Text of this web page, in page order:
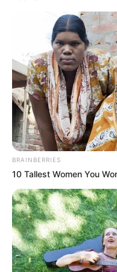
existe de um jeito que
perdeu ou que nunca teve.
BRAINBERRIES
10 Tallest Women You